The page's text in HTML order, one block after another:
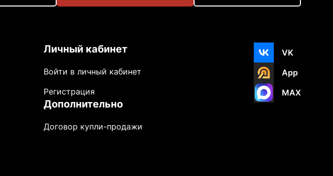
Личный кабинет
Войти в личный кабинет
Регистрация
Дополнительно
Договор купли-продажи
VK
App
MAX